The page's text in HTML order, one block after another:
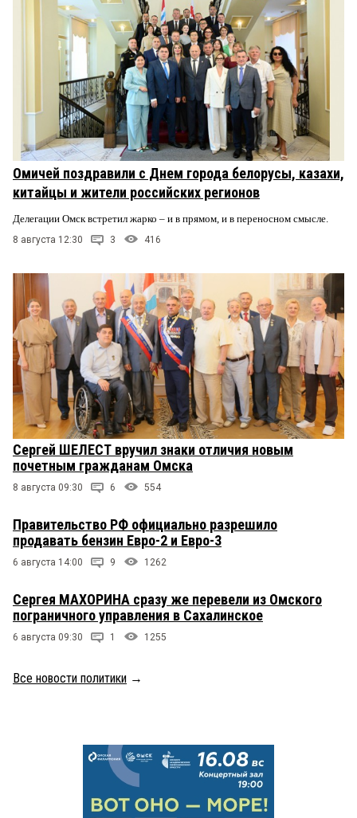
Омичей поздравили с Днем города белорусы, казахи,
китайцы и жители российских регионов
Делегации Омск встретил жарко – и в прямом, и в переносном смысле.
8 августа 12:30 3 416
Сергей ШЕЛЕСТ вручил знаки отличия новым
почетным гражданам Омска
8 августа 09:30 6 554
Правительство РФ официально разрешило
продавать бензин Евро-2 и Евро-3
6 августа 14:00 9 1262
Сергея МАХОРИНА сразу же перевели из Омского
пограничного управления в Сахалинское
6 августа 09:30 1 1255
Все новости политики →